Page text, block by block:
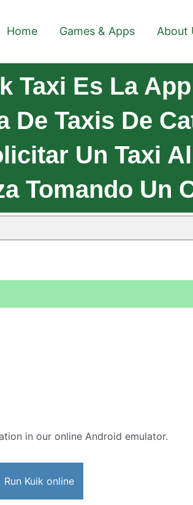
Home Games & Apps About
Taxi Es La
De Taxis De
Un Taxi
Tomando Un
in our online Android emulator.
Run Kuik online